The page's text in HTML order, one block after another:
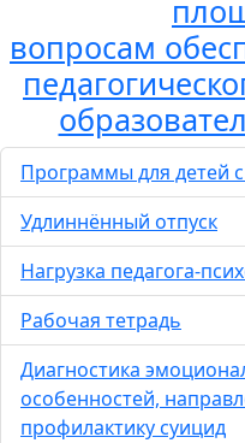
вопросам
Программы для детей
Удлиннённый отпуск
Нагрузка педагога-
Рабочая тетрадь
Диагностика
особенностей,
профилактику суицид